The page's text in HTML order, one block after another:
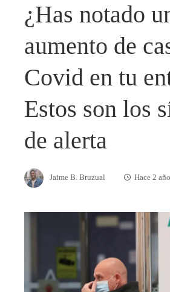
¿Has notado
aumento de
Covid en tu
Estos son los
de alerta
Jaime B. Bruzual Hace 2